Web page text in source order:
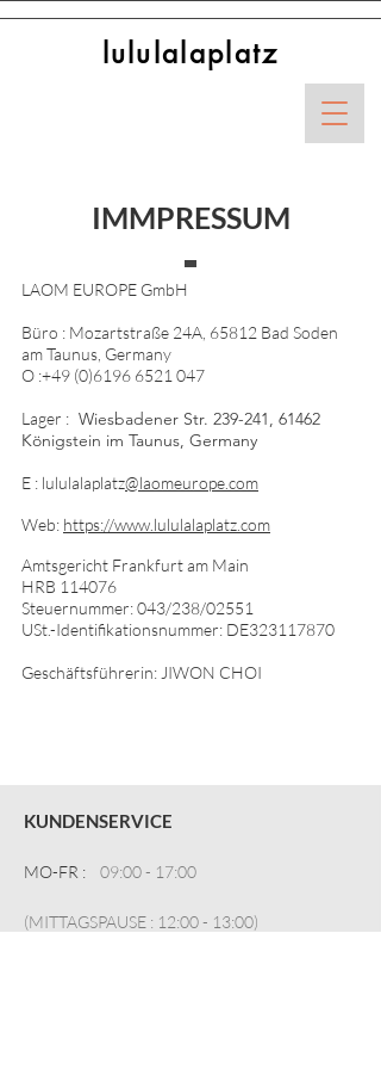
lululalaplatz
IMMPRESSUM
LAOM EUROPE GmbH
Büro : Mozartstraße 24A, 65812 Bad Soden
am Taunus, Germany
O :+49 (0)6196 6521 047
Lager : Wiesbadener Str. 239-241, 61462
Königstein im Taunus, Germany
E : lululalaplatz@laomeurope.com
Web: https://www.lululalaplatz.com
Amtsgericht Frankfurt am Main
HRB 114076
Steuernummer: 043/238/02551
USt.-Identifikationsnummer: DE323117870
Geschäftsführerin: JIWON CHOI
KUNDENSERVICE
MO-FR : 09:00 - 17:00
(MITTAGSPAUSE : 12:00 - 13:00)